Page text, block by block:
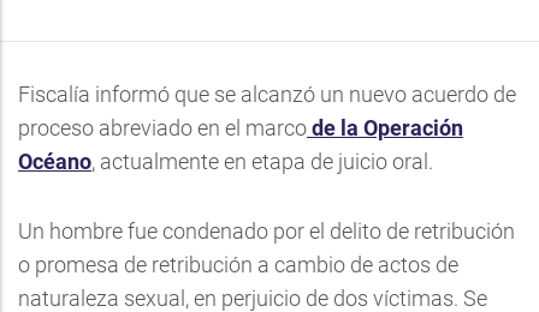
Fiscalía informó que se alcanzó un nuevo acuerdo de
proceso abreviado en el marcode la Operación
Océano, actualmente en etapa de juicio oral.
Un hombre fue condenado por el delito de retribución
o promesa de retribución a cambio de actos de
naturaleza sexual, en perjuicio de dos víctimas. Se